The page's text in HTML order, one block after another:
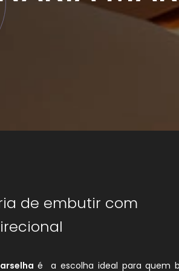
de embutir com
é a escolha ideal para quem